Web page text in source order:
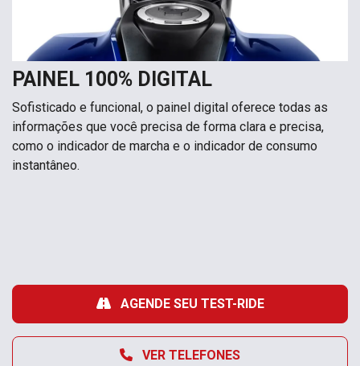
PAINEL 100% DIGITAL
Sofisticado e funcional, o painel digital oferece todas as
informações que você precisa de forma clara e precisa,
como o indicador de marcha e o indicador de consumo
instantâneo.
VER TELEFONES
AGENDE SEU TEST-RIDE